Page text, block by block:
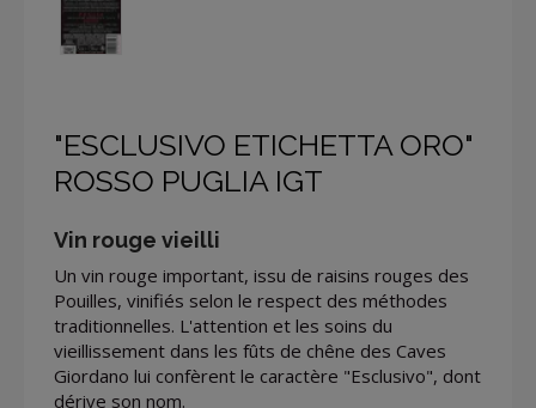
"ESCLUSIVO ETICHETTA ORO"
ROSSO PUGLIA IGT
Vin rouge vieilli
Un vin rouge important, issu de raisins rouges des
Pouilles, vinifiés selon le respect des méthodes
traditionnelles. L'attention et les soins du
vieillissement dans les fûts de chêne des Caves
Giordano lui confèrent le caractère "Esclusivo", dont
dérive son nom.